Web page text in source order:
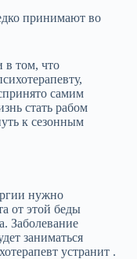
принимают во
в том, что
самим
стать рабом
к сезонным
нужно
от этой беды
Заболевание
заниматься
устранит .